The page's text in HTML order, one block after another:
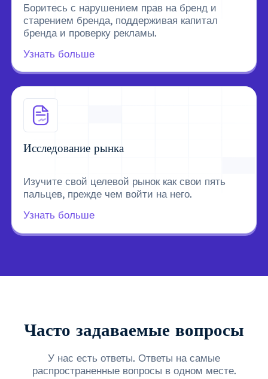
Боритесь с нарушением прав на бренд и
старением бренда, поддерживая капитал
бренда и проверку рекламы.
Узнать больше
Исследование рынка
Изучите свой целевой рынок как свои пять
пальцев, прежде чем войти на него.
Узнать больше
Часто задаваемые вопросы
У нас есть ответы. Ответы на самые
распространенные вопросы в одном месте.